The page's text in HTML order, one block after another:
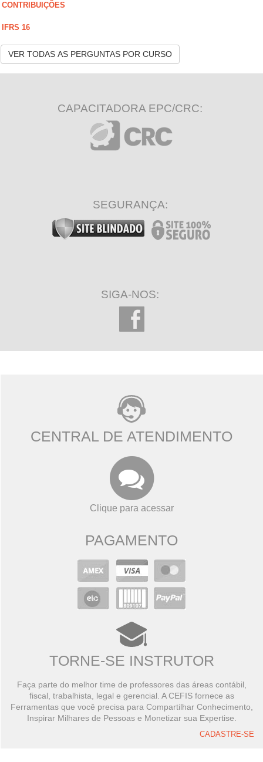
CONTRIBUIÇÕES
IFRS 16
VER TODAS AS PERGUNTAS POR CURSO
CAPACITADORA EPC/CRC:
SEGURANÇA:
SIGA-NOS:
CENTRAL DE ATENDIMENTO
Clique para acessar
PAGAMENTO
TORNE-SE INSTRUTOR
Faça parte do melhor time de professores das áreas contábil,
fiscal, trabalhista, legal e gerencial. A CEFIS fornece as
Ferramentas que você precisa para Compartilhar Conhecimento,
Inspirar Milhares de Pessoas e Monetizar sua Expertise.
CADASTRE-SE